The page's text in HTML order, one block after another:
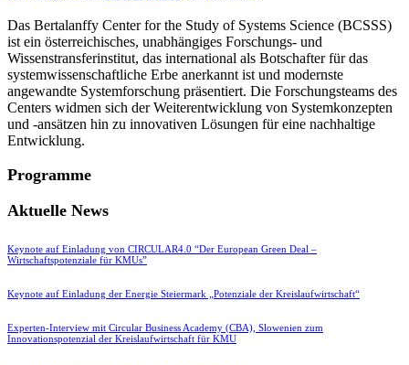
Das Bertalanffy Center for the Study of Systems Science (BCSSS)
ist ein österreichisches, unabhängiges Forschungs- und
Wissenstransferinstitut, das international als Botschafter für das
systemwissenschaftliche Erbe anerkannt ist und modernste
angewandte Systemforschung präsentiert. Die Forschungsteams des
Centers widmen sich der Weiterentwicklung von Systemkonzepten
und -ansätzen hin zu innovativen Lösungen für eine nachhaltige
Entwicklung.
Programme
Aktuelle News
Keynote auf Einladung von CIRCULAR4.0 “Der European Green Deal –
Wirtschaftspotenziale für KMUs”
Keynote auf Einladung der Energie Steiermark „Potenziale der Kreislaufwirtschaft“
Experten-Interview mit Circular Business Academy (CBA), Slowenien zum
Innovationspotenzial der Kreislaufwirtschaft für KMU